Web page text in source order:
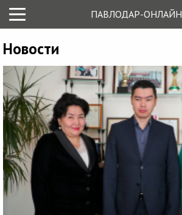
ПАВЛОДАР-ОНЛАЙН
Новости